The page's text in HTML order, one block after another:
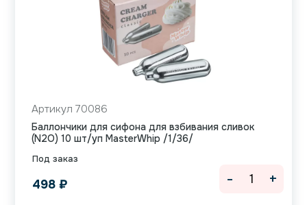
Под заказ
Артикул 70086
Баллончики для сифона для взбивания сливок
(N2O) 10 шт/уп MasterWhip /1/36/
498 ₽ - +